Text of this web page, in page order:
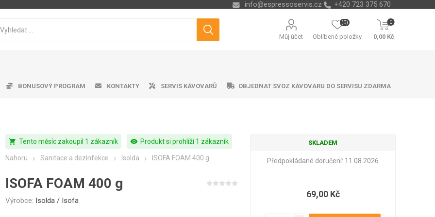
info@espressoservis.cz +420 723 375 670
Můj účet Oblíbené položky
(0) 0
0,00 Kč
pražená káva Značková káva
kávovary Pákové kávovary Vending
ke kávovarům Pěniče mléka Filtry na vodu
na vodu Výrobník mléčné pěny Odkapávací misky
professional Čistící prostředky Aplikační technika
Cukry Dárkové předměty
Philips Saeco Dr.Coffee Siemens Melitta Cleamen
BONUSOVÝ PROGRAM KONTAKTY SERVIS KÁVOVARŮ OBJEDNAT SVOZ KÁVOVARU DO SERVISU ZDARMA
shopping_cart Tento měsíc zakoupil 1 zákazník visibility Produkt si prohlíží 1 zákazník
Nahoru Sanitace a dezinfekce Isolda ISOFA FOAM 400 g
ISOFA FOAM 400 g
Výrobce: Isolda / Isofa
SKLADEM
Předpokládané doručení: 11.08.2026
69,00 Kč